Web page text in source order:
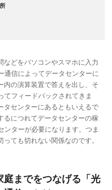
などをパソコンやスマホに入力
通信によってデータセンターに
内の演算装置で答えを出し、そ
てフィードバックされてきま
タセンターにあるともいえるで
るにつれてデータセンターの稼
ンターが必要になります。つま
ても切れない関係なのです。
庭までをつなげる「光